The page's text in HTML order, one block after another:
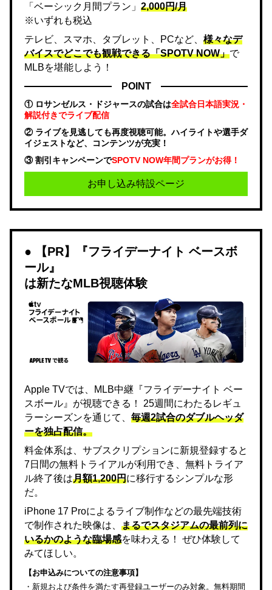
「ベーシック月間プラン」 2,000円/月
※いずれも税込
テレビ、スマホ、タブレット、PCなど、 様々なデ
バイスでどこでも観戦できる「SPOTV NOW」で
MLBを堪能しよう！
POINT
① ロサンゼルス・ドジャースの試合は全試合日本語実況・
解説付きでライブ配信
② ライブを見逃しても再度視聴可能。ハイライトや選手ダ
イジェストなど、コンテンツが充実！
③ 割引キャンペーンでSPOTV NOW年間プランがお得！
お申し込み特設ページ
【PR】『フライデーナイト ベースボ
ール』
は新たなMLB視聴体験
Apple TVでは、MLB中継『フライデーナイト ベー
スボール』が視聴できる！ 25週間にわたるレギュ
ラーシーズンを通じて、 毎週2試合のダブルヘッダ
ーを独占配信。
料金体系は、サブスクリプションに新規登録すると
7日間の無料トライアルが利用でき、無料トライア
ル終了後は月額1,200円に移行するシンプルな形
だ。
iPhone 17 Proによるライブ制作などの最先端技術
で制作された映像は、 まるでスタジアムの最前列に
いるかのような臨場感を味わえる！ ぜひ体験して
みてほしい。
【お申込みについての注意事項】
・新規および条件を満たす再登録ユーザーのみ対象。無料期間